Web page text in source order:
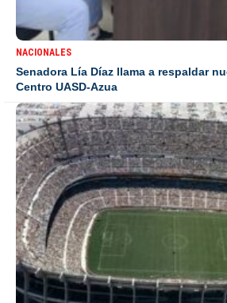
NACIONALES
Senadora Lía Díaz llama a respaldar
Centro UASD-Azua